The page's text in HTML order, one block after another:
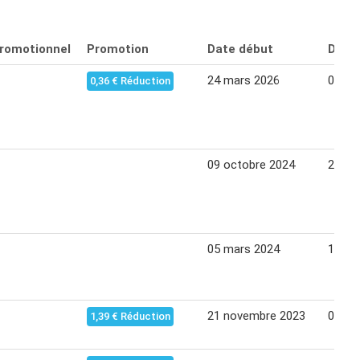
Promotion Date début Date
0,36 € Réduction 24 mars 2026 06
09 octobre 2024 20
05 mars 2024 17
1,39 € Réduction 21 novembre 2023 03